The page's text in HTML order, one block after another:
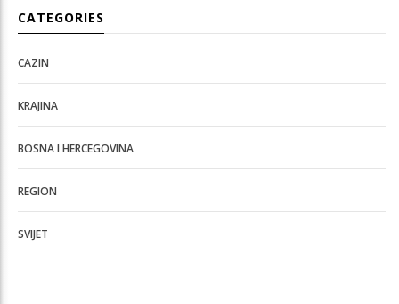
CATEGORIES
CAZIN
KRAJINA
BOSNA I HERCEGOVINA
REGION
SVIJET